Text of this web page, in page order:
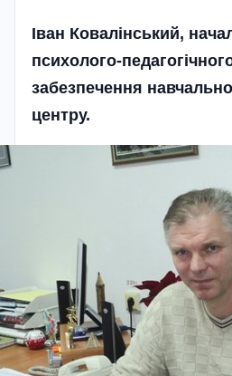
Іван Ковалінський,
психолого-
забезпечення
центру.